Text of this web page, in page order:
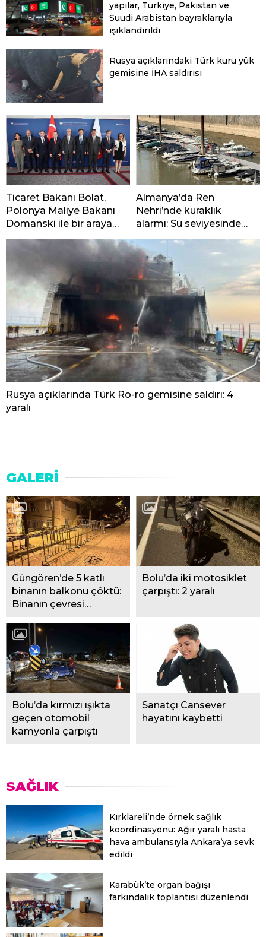
yapılar, Türkiye, Pakistan ve
Suudi Arabistan bayraklarıyla
ışıklandırıldı
Rusya açıklarındaki Türk kuru yük
gemisine İHA saldırısı
Ticaret Bakanı Bolat,
Polonya Maliye Bakanı
Domanski ile bir araya
geldi
Almanya’da Ren
Nehri’nde kuraklık
alarmı: Su seviyesinde
tarihi düşüş yaşandı
Rusya açıklarında Türk Ro-ro gemisine saldırı: 4
yaralı
GALERİ
Güngören’de 5 katlı
binanın balkonu çöktü:
Binanın çevresi
Bolu’da iki motosiklet
çarpıştı: 2 yaralı
Bolu’da kırmızı ışıkta
geçen otomobil
kamyonla çarpıştı
Sanatçı Cansever
hayatını kaybetti
SAĞLIK
Kırklareli’nde örnek sağlık
koordinasyonu: Ağır yaralı hasta
hava ambulansıyla Ankara’ya sevk
edildi
Karabük’te organ bağışı
farkındalık toplantısı düzenlendi